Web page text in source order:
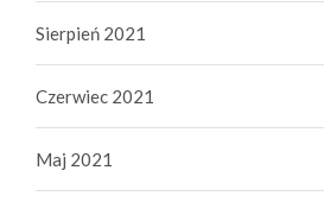
Sierpień 2021
Czerwiec 2021
Maj 2021